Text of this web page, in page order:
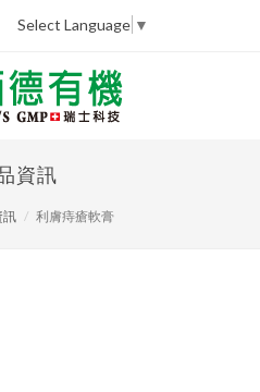
Select Language ▼
資訊
訊 利膚痔瘡軟膏